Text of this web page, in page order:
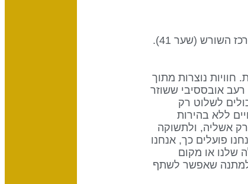
שער זה הוא חלק מערוץ ההכרה, עיצוב של אנרגיה ממוקדת, המקשר בין מרכז מקלעת השמש (שער 30) למרכז השורש (שער 41).
נוצרות מתוך
אובססיבי ששוזר
לשלוט רק
ללא בהירות
רק אשליה, ולתשוקה
פועלים כך, אנחנו
41. על ידי קבלה של המגבלה שלנו או מקום
– למתנה שאפשר לשתף